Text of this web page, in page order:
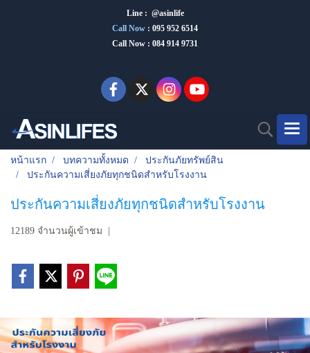
Line : @asinlife
Call Now : 095 952 6514
Call Now : 084 914 9731
หน้าแรก บทความทั้งหมด
ประกันภัยทรัพย์สิน
ประกันความเสี่ยงภัยทุกชนิดสำหรับโรงงาน
ประกันความเสี่ยงภัยทุกชนิดสำหรับโรงงาน
12189 จำนวนผู้เข้าชม